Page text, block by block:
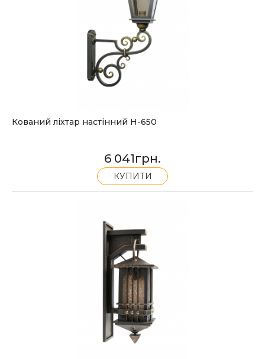
Кований ліхтар настінний H-650
6 041грн.
КУПИТИ